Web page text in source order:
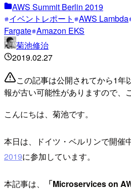
AWS Summit Berlin 2019
イベントレポート
AWS Lambda
Fargate Amazon EKS
菊池修治
2019.02.27
この記事は公開されてから1年
報が古い可能性がありますので、
こんにちは、菊池です。
本日は、ドイツ・ベルリンで開催
2019に参加しています。
本記事は、
「Microservices on